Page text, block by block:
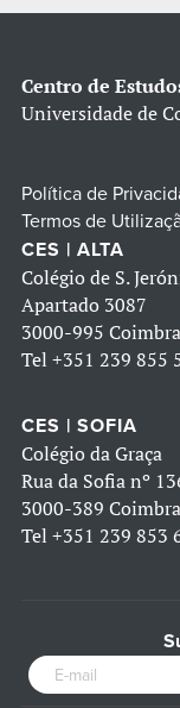
Centro de
Universidade de
Política de
Termos de
CES | ALTA
Colégio de S.
Apartado 3087
3000-995
Tel +351 239 855
CES | SOFIA
Colégio da Graça
Rua da Sofia nº
3000-389
Tel +351 239 853